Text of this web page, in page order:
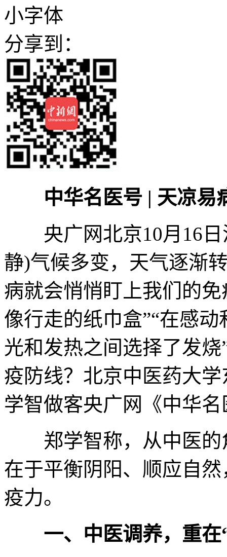
小字体
分享到：
中华名医号 | 天凉易
央广网北京10月16日
静)气候多变，天气逐渐
病就会悄悄盯上我们的
像行走的纸巾盒”“在感
光和发热之间选择了发
疫防线？北京中医药大
学智做客央广网《中华
郑学智称，从中医的
在于平衡阴阳、顺应自
疫力。
一、中医调养，重在